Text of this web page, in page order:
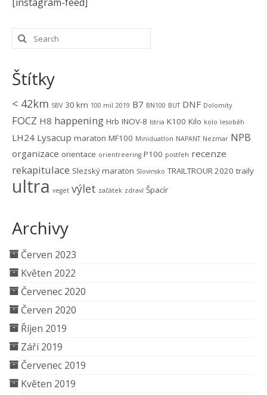
Štítky
< 42km 5BV 30 km 100 mil 2019 B7 BN100 BUT DNF Dolomity
FOCZ H8 happening Hrb INOV-8 Istria K100 Kilo kolo lesoběh
LH24 Lysacup maraton MF100 Miniduatlon NAPANT Nezmar NPB
organizace orientace orientreering P100 postřeh recenze
rekapitulace Slezský maraton Slovinsko TRAILTROUR 2020 traily
ultra veget výlet začátek zdraví Špacír
Archivy
Červen 2023
Květen 2022
Červenec 2020
Červen 2020
Říjen 2019
Září 2019
Červenec 2019
Květen 2019